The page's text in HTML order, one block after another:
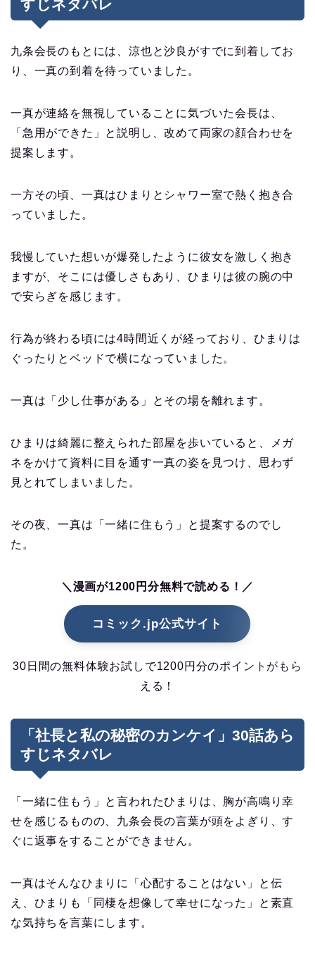
すじネタバレ
九条会長のもとには、涼也と沙良がすでに到着してお
り、一真の到着を待っていました。
一真が連絡を無視していることに気づいた会長は、
「急用ができた」と説明し、改めて両家の顔合わせを
提案します。
一方その頃、一真はひまりとシャワー室で熱く抱き合
っていました。
我慢していた想いが爆発したように彼女を激しく抱き
ますが、そこには優しさもあり、ひまりは彼の腕の中
で安らぎを感じます。
行為が終わる頃には4時間近くが経っており、ひまりは
ぐったりとベッドで横になっていました。
一真は「少し仕事がある」とその場を離れます。
ひまりは綺麗に整えられた部屋を歩いていると、メガ
ネをかけて資料に目を通す一真の姿を見つけ、思わず
見とれてしまいました。
その夜、一真は「一緒に住もう」と提案するのでし
た。
＼漫画が1200円分無料で読める！／
コミック.jp公式サイト
30日間の無料体験お試しで1200円分のポイントがもら
える！
「社長と私の秘密のカンケイ」30話あら
すじネタバレ
「一緒に住もう」と言われたひまりは、胸が高鳴り幸
せを感じるものの、九条会長の言葉が頭をよぎり、す
ぐに返事をすることができません。
一真はそんなひまりに「心配することはない」と伝
え、ひまりも「同棲を想像して幸せになった」と素直
な気持ちを言葉にします。